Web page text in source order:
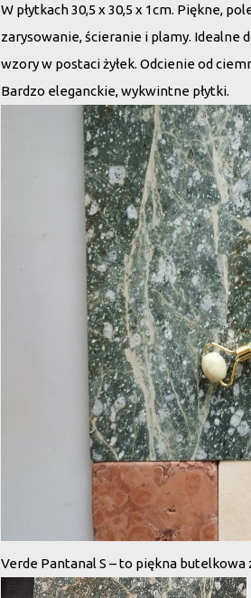
W płytkach 30,5 x 30,5 x 1cm. Piękne,
zarysowanie, ścieranie i plamy. Idealne
wzory w postaci żyłek. Odcienie od
Bardzo eleganckie, wykwintne płytki.
Verde Pantanal S – to piękna butelkowa
Odtwarzacz